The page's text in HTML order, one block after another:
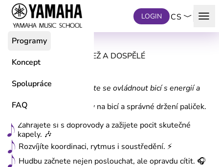
Přeskočit na hlavní obsah
Programy
Koncept
Spolupráce
FAQ
LOGIN CS menu
PROGRAMY PRO MLÁDEŽ A DOSPĚLÉ
BICÍ
od 8 let
Objevte sílu rytmu a naučte se ovládnout bicí s energií a
Zvládnete základy hry na bicí a správné držení paliček.
Zahrajete si s doprovody a zažijete pocit skutečné
kapely. 🎶
Rozvíjíte koordinaci, rytmus i soustředění. ⚡
Hudbu začnete nejen poslouchat, ale opravdu cítit. 🎧